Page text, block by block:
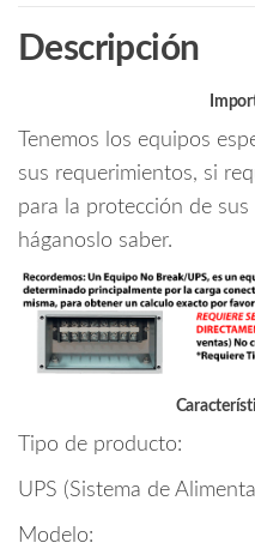
TORRE
MODULOS/
ONLINE
DOBLE
CONVERSION/
SOBREPEDIDO/
COTIZACION
DE
SERVICIOS
#GOL
o
Descripción
Tenemos los equipos
sus requerimientos, si
para la protección de
háganoslo saber.
Tipo de producto:
UPS (Sistema de
Modelo: